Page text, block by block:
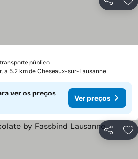
Partilhar
público
a 5.2 km de Cheseaux-sur-Lausanne
ver os preços
Ver preços
Partilhar